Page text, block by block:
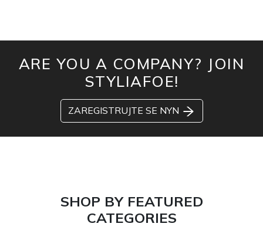
ARE YOU A COMPANY? JOIN
STYLIAFOE!
ZAREGISTRUJTE SE NYN
SHOP BY FEATURED
CATEGORIES